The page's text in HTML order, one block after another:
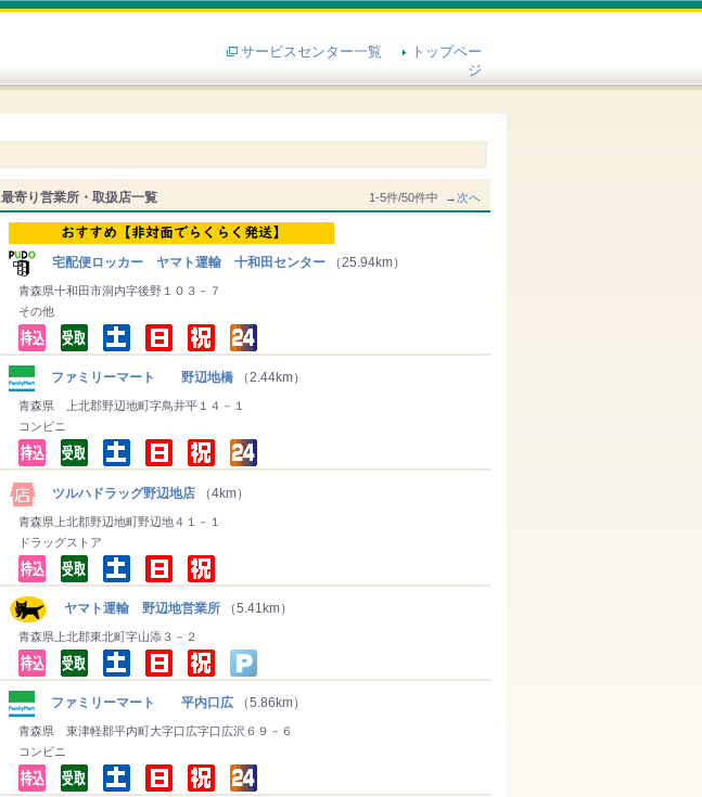
サービスセンター一覧
トップペー
ジ
最寄り営業所・取扱店一覧 1-5件/50件中 →次へ
宅配便ロッカー ヤマト運輸 十和田センター （25.94km）
青森県十和田市洞内字後野１０３－７
その他
ファミリーマート 野辺地橋 （2.44km）
青森県 上北郡野辺地町字鳥井平１４－１
コンビニ
ツルハドラッグ野辺地店 （4km）
青森県上北郡野辺地町野辺地４１－１
ドラッグストア
ヤマト運輸 野辺地営業所 （5.41km）
青森県上北郡東北町字山添３－２
ファミリーマート 平内口広 （5.86km）
青森県 東津軽郡平内町大字口広字口広沢６９－６
コンビニ